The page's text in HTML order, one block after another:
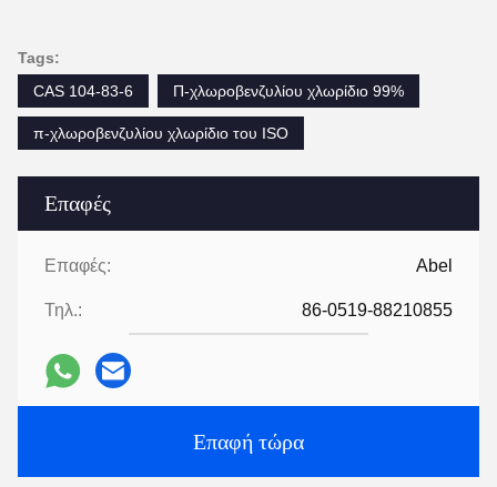
Επαφές
Επαφές: Abel
Τηλ.: 86-0519-88210855
Επαφή τώρα
Tags:
CAS 104-83-6
Π-χλωροβενζυλίου χλωρίδιο 99%
π-χλωροβενζυλίου χλωρίδιο του ISO